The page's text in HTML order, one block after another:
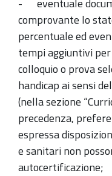
- eventuale
comprovante lo
percentuale ed
tempi aggiuntivi
colloquio o prova
handicap ai sensi
(nella sezione
precedenza,
espressa
e sanitari non
autocertificazione;